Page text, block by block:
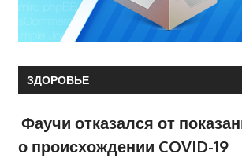
ЗДОРОВЬЕ
Фаучи отказался от
о происхождении COVID-19